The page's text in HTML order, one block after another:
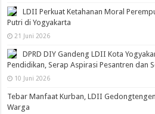
LDII Perkuat Ketahanan Moral
Putri di Yogyakarta
21 Juni 2026
DPRD DIY Gandeng LDII Kota
Pendidikan, Serap Aspirasi Pesantren dan
10 Juni 2026
Tebar Manfaat Kurban, LDII
Warga